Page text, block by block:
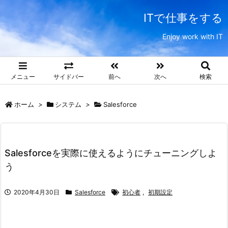
ITで仕事をする
Enjoy work with IT
メニュー サイドバー 前へ 次へ 検索
ホーム > システム > Salesforce
Salesforceを実際に使えるようにチューニングしよ
う
2020年4月30日 Salesforce 初心者 , 初期設定